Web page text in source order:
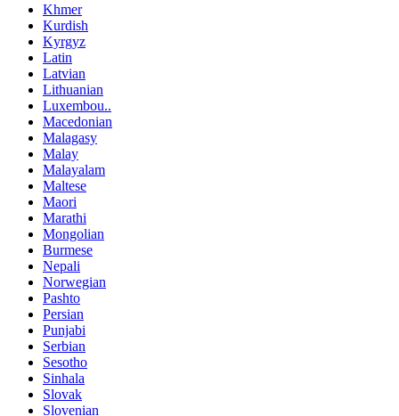
Khmer
Kurdish
Kyrgyz
Latin
Latvian
Lithuanian
Luxembou..
Macedonian
Malagasy
Malay
Malayalam
Maltese
Maori
Marathi
Mongolian
Burmese
Nepali
Norwegian
Pashto
Persian
Punjabi
Serbian
Sesotho
Sinhala
Slovak
Slovenian